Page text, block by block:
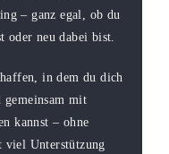
– ganz egal, ob du
oder neu dabei bist.
in dem du dich
gemeinsam mit
kannst – ohne
viel Unterstützung